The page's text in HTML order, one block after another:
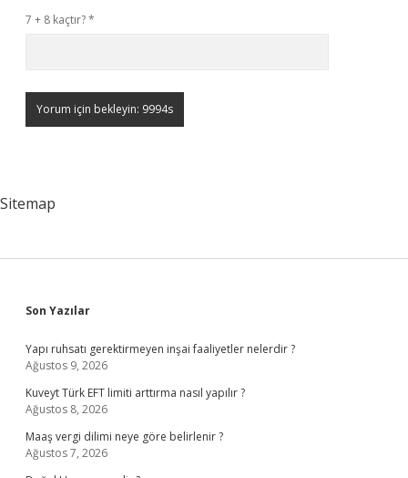
7 + 8 kaçtır?*
Sitemap
Sidebar
Son Yazılar
Yapı ruhsatı gerektirmeyen inşai faaliyetler nelerdir ?
Ağustos 9, 2026
Kuveyt Türk EFT limiti arttırma nasıl yapılır ?
Ağustos 8, 2026
Maaş vergi dilimi neye göre belirlenir ?
Ağustos 7, 2026